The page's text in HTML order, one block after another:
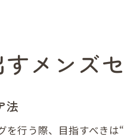
江別市で実践する
費用を抑えたメ
メンズ
法
行う際、目指すべき